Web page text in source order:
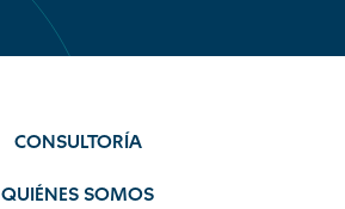
CONSULTORÍA
QUIÉNES SOMOS